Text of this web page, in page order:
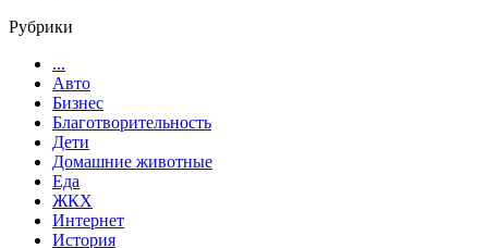
Рубрики
...
Авто
Бизнес
Благотворительность
Дети
Домашние животные
Еда
ЖКХ
Интернет
История